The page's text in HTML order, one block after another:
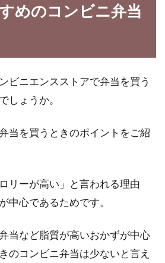
めのコンビニ弁当
ビニエンスストアで弁当を買う
しょうか。
当を買うときのポイントをご紹
リーが高い」と言われる理由
中心であるためです。
当など脂質が高いおかずが中心
のコンビニ弁当は少ないと言え